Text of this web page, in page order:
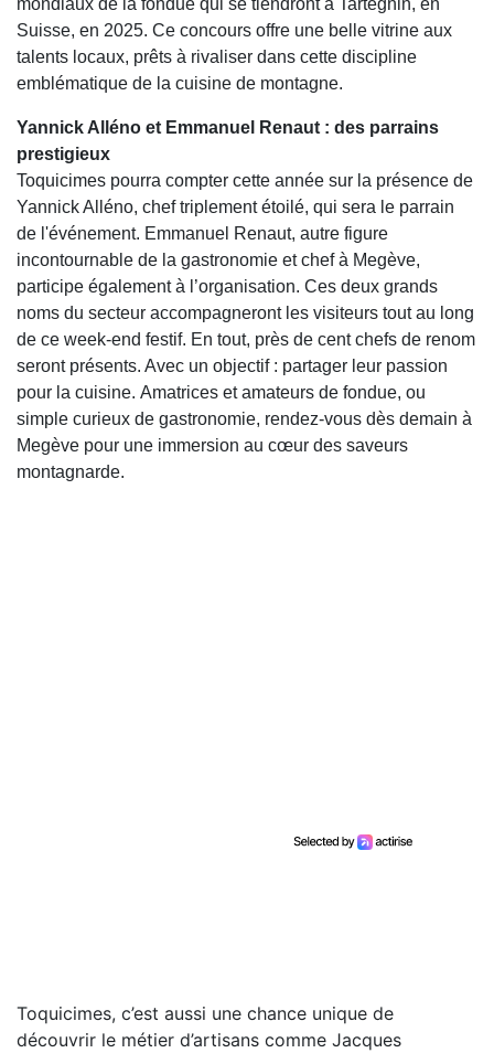
mondiaux de la fondue qui se tiendront à Tartegnin, en
Suisse, en 2025. Ce concours offre une belle vitrine aux
talents locaux, prêts à rivaliser dans cette discipline
emblématique de la cuisine de montagne.
Yannick Alléno et Emmanuel Renaut : des parrains
prestigieux
Toquicimes pourra compter cette année sur la présence de
Yannick Alléno, chef triplement étoilé, qui sera le parrain
de l'événement. Emmanuel Renaut, autre figure
incontournable de la gastronomie et chef à Megève,
participe également à l’organisation. Ces deux grands
noms du secteur accompagneront les visiteurs tout au long
de ce week-end festif. En tout, près de cent chefs de renom
seront présents. Avec un objectif : partager leur passion
pour la cuisine. Amatrices et amateurs de fondue, ou
simple curieux de gastronomie, rendez-vous dès demain à
Megève pour une immersion au cœur des saveurs
montagnarde.
Toquicimes, c’est aussi une chance unique de
découvrir le métier d’artisans comme Jacques